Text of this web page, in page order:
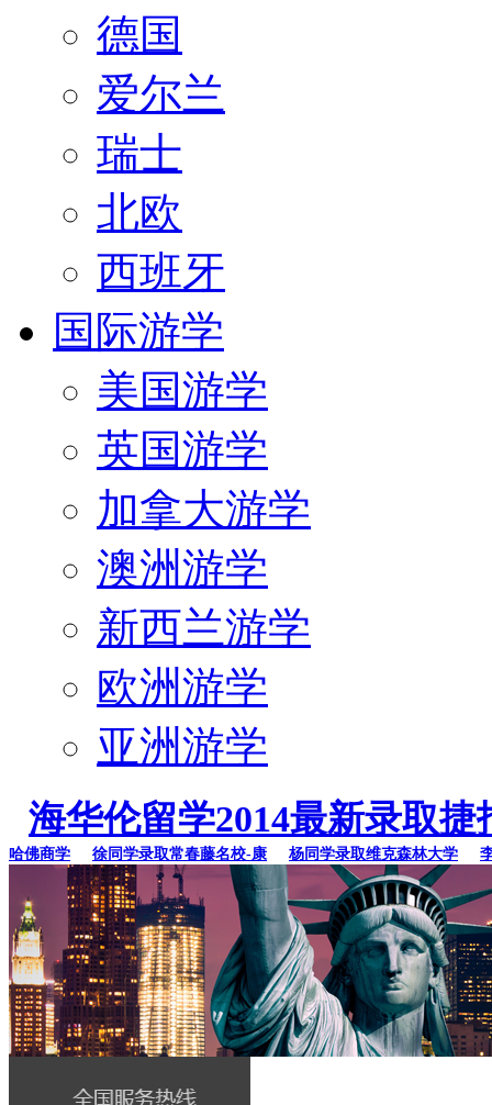
德国
爱尔兰
瑞士
北欧
西班牙
国际游学
美国游学
英国游学
加拿大游学
澳洲游学
新西兰游学
欧洲游学
亚洲游学
海华伦留学2014最新录取捷
商学 徐同学录取常春藤名校-康 杨同学录取维克森林大学 李同